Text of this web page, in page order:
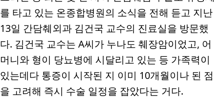
를 타고 있는 온종합병원의 소식을 전해 듣고 지난
13일 간담췌외과 김건국 교수의 진료실을 방문했
다. 김건국 교수는 A씨가 누나도 췌장암이었고, 어
머니와 형이 당뇨병에 시달리고 있는 등 가족력이
있는데다 통증이 시작된 지 이미 10개월이나 된 점
을 고려해 즉시 수술 일정을 잡았다는 거다.